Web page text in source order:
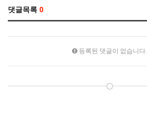
댓글목록 0
등록된 댓글이 없습니다.